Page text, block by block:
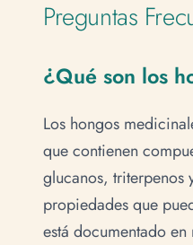
Preguntas
¿Qué son los
Los hongos
que contienen
glucanos, triterpenos
propiedades que
está documentado